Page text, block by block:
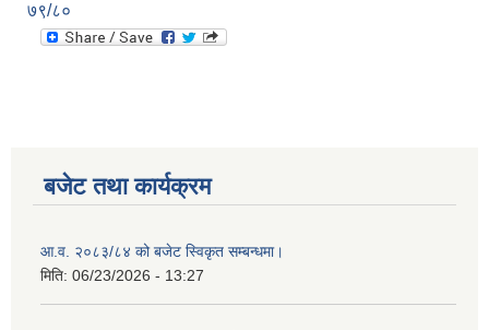
७९/८०
बजेट तथा कार्यक्रम
आ.व. २०८३/८४ को बजेट स्विकृत सम्बन्धमा।
मिति: 06/23/2026 - 13:27